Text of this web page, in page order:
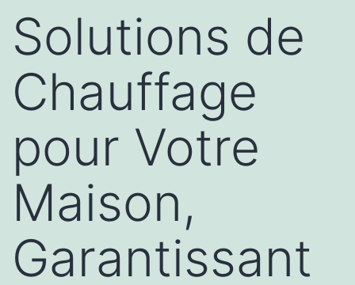
Solutions de
Chauffage
pour Votre
Maison,
Garantissant